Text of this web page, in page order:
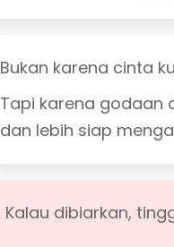
Bukan karena cinta
Tapi karena godaan
dan lebih siap
Kalau dibiarkan,